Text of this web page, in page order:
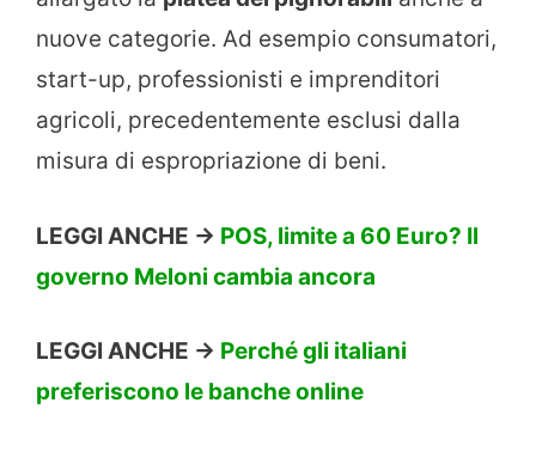
nuove categorie. Ad esempio consumatori,
start-up, professionisti e imprenditori
agricoli, precedentemente esclusi dalla
misura di espropriazione di beni.
LEGGI ANCHE -> POS, limite a 60 Euro? Il
governo Meloni cambia ancora
LEGGI ANCHE -> Perché gli italiani
preferiscono le banche online